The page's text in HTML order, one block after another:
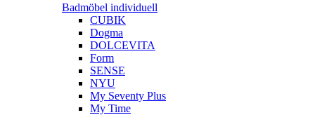
Badmöbel individuell
CUBIK
Dogma
DOLCEVITA
Form
SENSE
NYU
My Seventy Plus
My Time